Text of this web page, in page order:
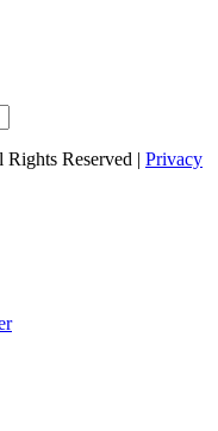
Rights Reserved | Privacy